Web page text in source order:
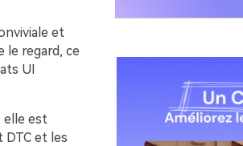
et
regard, ce
UI
elle est
DTC et les